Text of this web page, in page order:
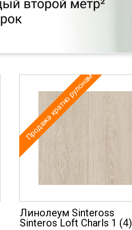
Продажа кратно рулонам
Линолеум Sinteross
Sinteros Loft Charls 1 (4)